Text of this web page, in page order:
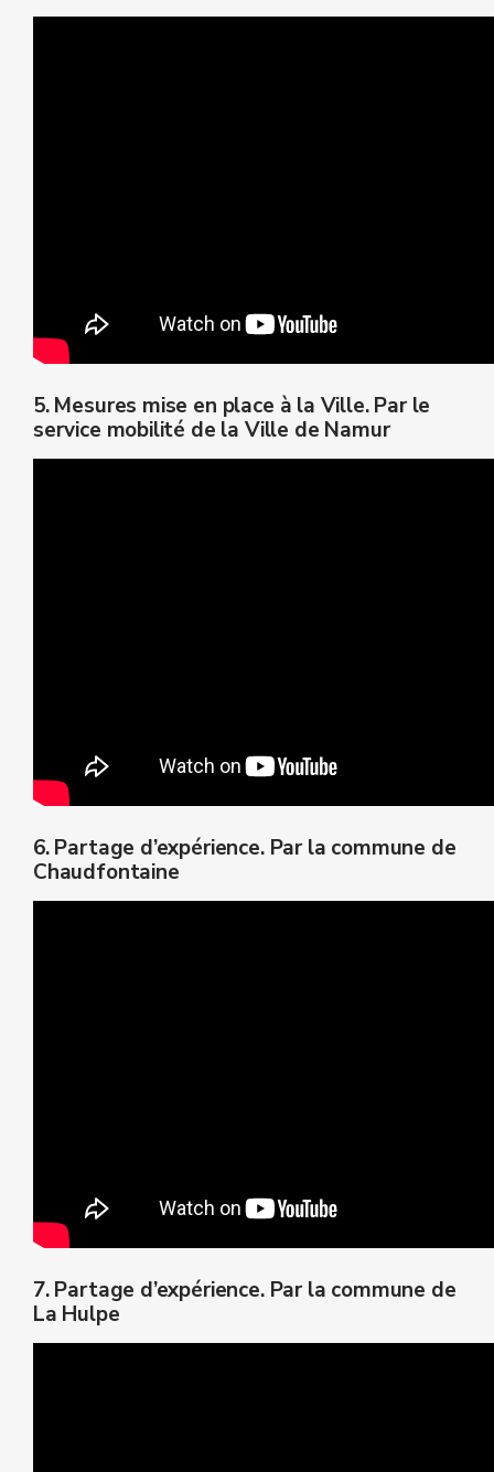
5. Mesures mise en place à la Ville. Par le
service mobilité de la Ville de Namur
6. Partage d’expérience. Par la commune de
Chaudfontaine
7. Partage d’expérience. Par la commune de
La Hulpe